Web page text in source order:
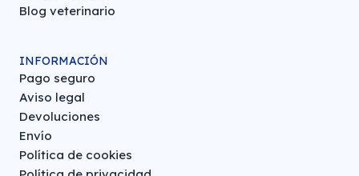
Blog veterinario
INFORMACIÓN
Pago seguro
Aviso legal
Devoluciones
Envío
Política de cookies